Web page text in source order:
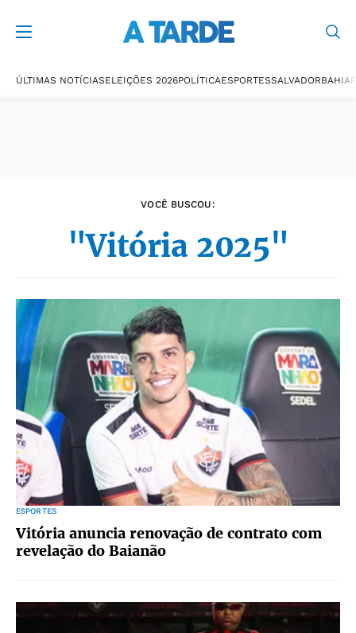
ÚLTIMAS NOTÍCIASELEIÇÕES 2026POLÍTICAESPORTESSALVADORBAHIA
VOCÊ BUSCOU:
"Vitória 2025"
ESPORTES
Vitória anuncia renovação de contrato com
revelação do Baianão